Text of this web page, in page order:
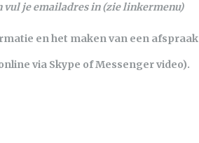
vul je emailadres in (zie linkermenu)
en het maken van een afspraak
via Skype of Messenger video).